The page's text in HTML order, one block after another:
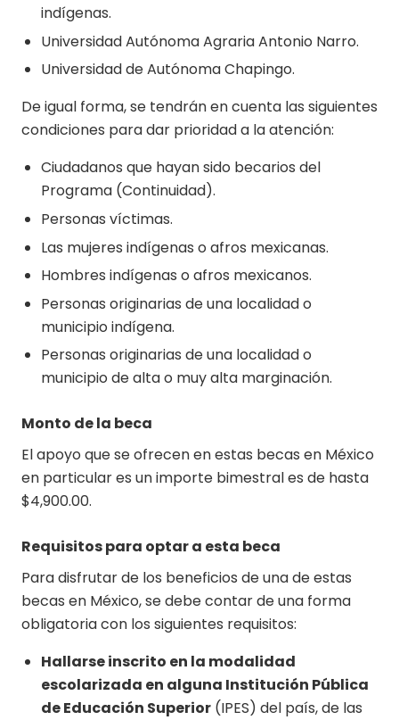
indígenas.
Universidad Autónoma Agraria Antonio Narro.
Universidad de Autónoma Chapingo.
De igual forma, se tendrán en cuenta las siguientes
condiciones para dar prioridad a la atención:
Ciudadanos que hayan sido becarios del
Programa (Continuidad).
Personas víctimas.
Las mujeres indígenas o afros mexicanas.
Hombres indígenas o afros mexicanos.
Personas originarias de una localidad o
municipio indígena.
Personas originarias de una localidad o
municipio de alta o muy alta marginación.
Monto de la beca
El apoyo que se ofrecen en estas becas en México
en particular es un importe bimestral es de hasta
$4,900.00.
Requisitos para optar a esta beca
Para disfrutar de los beneficios de una de estas
becas en México, se debe contar de una forma
obligatoria con los siguientes requisitos:
Hallarse inscrito en la modalidad
escolarizada en alguna Institución Pública
de Educación Superior(IPES) del país, de las